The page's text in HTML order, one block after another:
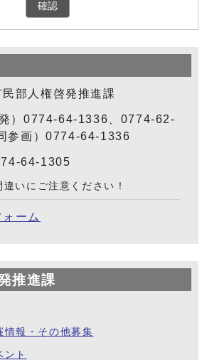
確認
部人権啓発推進課
）0774-64-1336、0774-62-
参画）0774-64-1336
64-1305
いにご注意ください！
ーム
推進課
情報・その他募集
ント